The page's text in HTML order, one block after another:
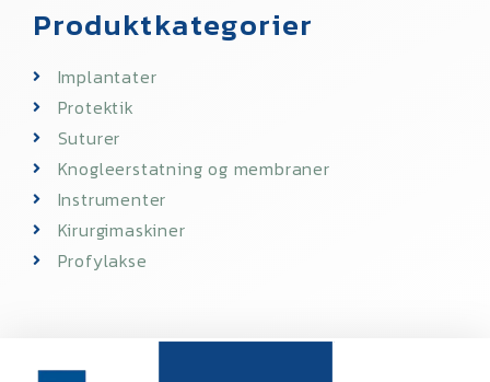
Produktkategorier
Implantater
Protektik
Suturer
Knogleerstatning og membraner
Instrumenter
Kirurgimaskiner
Profylakse